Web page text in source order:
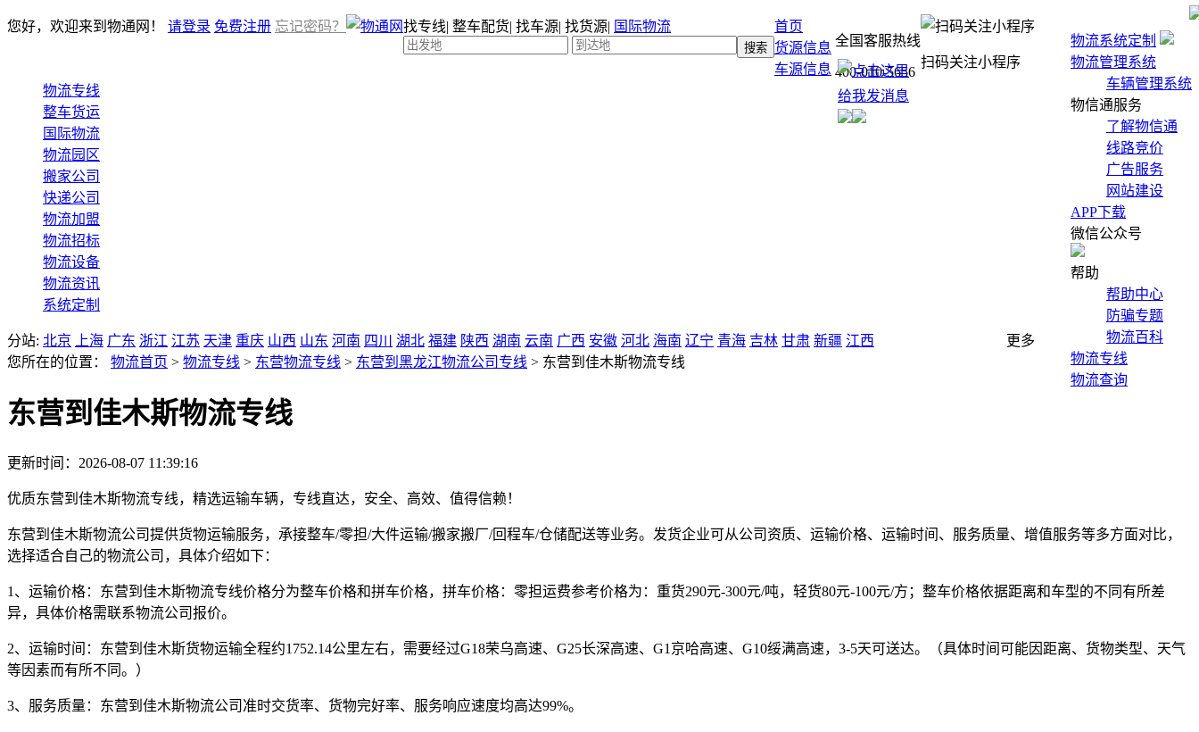
您好，欢迎来到物通网！ 请登录 免费注册 忘记密码？
物流系统定制
物流管理系统
车辆管理系统
物信通服务
了解物信通
线路竞价
广告服务
网站建设
APP下载
微信公众号
帮助
帮助中心
防骗专题
物流百科
物流专线
物流查询
找专线| 整车配货| 找车源| 找货源| 国际物流
全国客服热线
400-010-5656
扫码关注小程序
首页
货源信息
车源信息
物流专线
整车货运
国际物流
物流园区
搬家公司
快递公司
物流加盟
物流招标
物流设备
物流资讯
系统定制
分站: 北京 上海 广东 浙江 江苏 天津 重庆 山西 山东 河南 四川 湖北 福建 陕西 湖南 云南 广西 安徽 河北 海南 辽宁 青海 吉林 甘肃 新疆 江西
更多
您所在的位置：
物流首页 > 物流专线 > 东营物流专线 > 东营到黑龙江物流公司专线 > 东营到佳木斯物流专线
东营到佳木斯物流专线
更新时间：2026-08-07 11:39:16
优质东营到佳木斯物流专线，精选运输车辆，专线直达，安全、高效、值得信赖！
东营到佳木斯物流公司提供货物运输服务，承接整车/零担/大件运输/搬家搬厂/回程车/仓储配送等业务。发货企业可从公司资质、运输价格、运输时间、服务质量、增值服务等多方面对比，
选择适合自己的物流公司，具体介绍如下：
1、运输价格： 东营到佳木斯物流专线价格分为整车价格和拼车价格，拼车价格：零担运费参考价格为： 重货290元-300元/吨，轻货80元-100元/方 ；整车价格依据距离和车型的不同有所差
异，具体价格需联系物流公司报价。
2、运输时间： 东营到佳木斯货物运输全程约1752.14公里左右，需要经过G18荣乌高速、G25长深高速、G1京哈高速、G10绥满高速， 3-5天可送达。（具体时间可能因距离、货物类型、天气
等因素而有所不同。）
3、服务质量： 东营到佳木斯物流公司准时交货率、货物完好率、服务响应速度均高达99%。